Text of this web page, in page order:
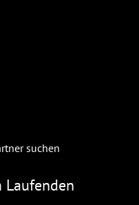
suchen
Laufenden